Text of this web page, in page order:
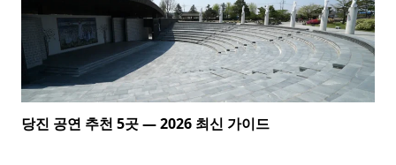
당진 공연 추천 5곳 — 2026 최신 가이드